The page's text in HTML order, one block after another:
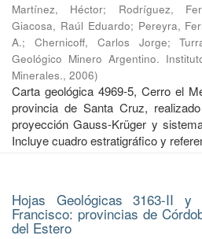
Martínez, Héctor; Rodríguez,
Giacosa, Raúl Eduardo; Pereyra,
A.; Chernicoff, Carlos Jorge;
Geológico Minero Argentino.
Minerales., 2006)
Carta geológica 4969-5, Cerro el
provincia de Santa Cruz,
proyección Gauss-Krüger y
Incluye cuadro estratigráfico y
Hojas Geológicas 3163-II
Francisco: provincias de
del Estero